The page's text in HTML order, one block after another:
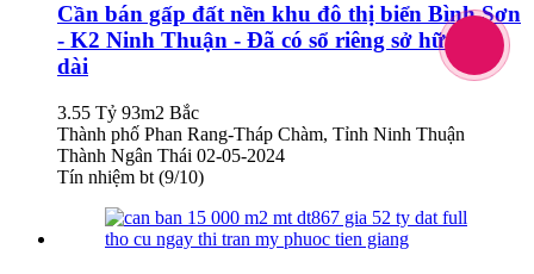
Cần bán gấp đất nền khu đô thị biển Bình Sơn
- K2 Ninh Thuận - Đã có sổ riêng sở hữu lâu
dài
3.55 Tỷ 93m2 Bắc
Thành phố Phan Rang-Tháp Chàm, Tỉnh Ninh Thuận
Thành Ngân Thái 02-05-2024
Tín nhiệm bt (9/10)